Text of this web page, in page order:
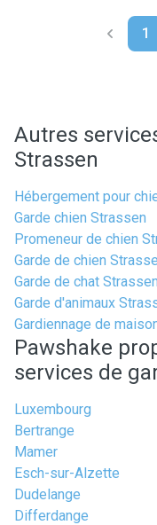
1
Autres
Strassen
Hébergement pour
Garde chien Strassen
Promeneur de chien
Garde de chien
Garde de chat Strassen
Garde d'animaux
Gardiennage de
Pawshake
services de
Luxembourg
Bertrange
Mamer
Esch-sur-Alzette
Dudelange
Differdange